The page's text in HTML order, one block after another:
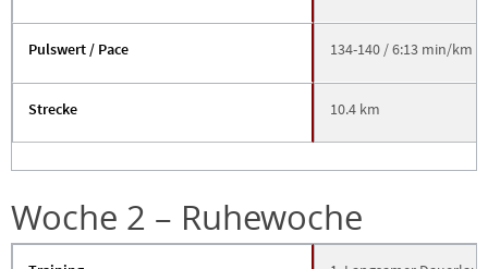
Pulswert / Pace
Strecke
134-140 / 6:13 min/km
10.4 km
Woche 2 – Ruhewoche